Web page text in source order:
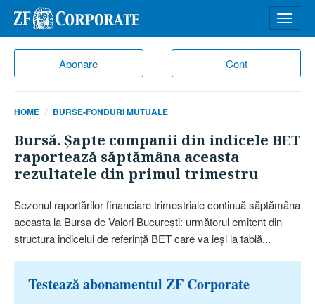
Abonare Cont
meniu
HOME BURSE-FONDURI MUTUALE
Bursă. Şapte companii din indicele BET
raportează săptămâna aceasta
rezultatele din primul trimestru
Sezonul raportărilor financiare trimestriale continuă săptămâna
aceasta la Bursa de Valori Bucureşti: următorul emitent din
structura indicelui de referinţă BET care va ieşi la tablă...
Testează abonamentul ZF Corporate